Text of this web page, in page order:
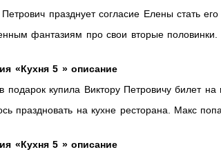
Петрович празднует согласие Елены стать
фантазиям про свои вторые половинки.
«Кухня 5 » описание
подарок купила Виктору Петровичу билет
праздновать на кухне ресторана. Макс
«Кухня 5 » описание